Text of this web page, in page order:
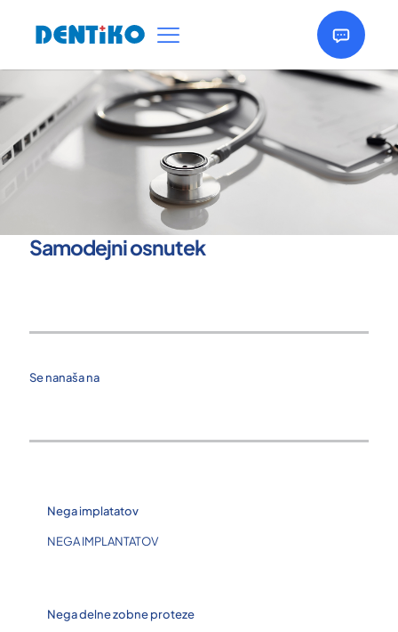
Samodejni osnutek
Se nanaša na
Nega implatatov
NEGA IMPLANTATOV
Nega delne zobne proteze